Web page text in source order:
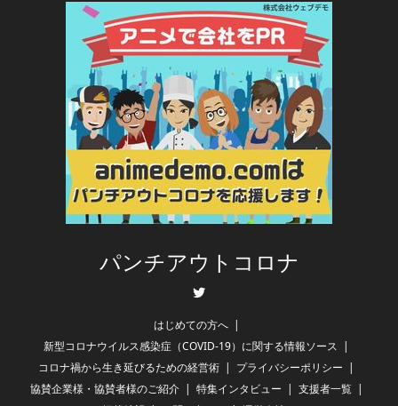
パンチアウトコロナ
はじめての方へ
新型コロナウイルス感染症（COVID-19）に関する情報ソース
コロナ禍から生き延びるための経営術
プライバシーポリシー
協賛企業様・協賛者様のご紹介
特集インタビュー
支援者一覧